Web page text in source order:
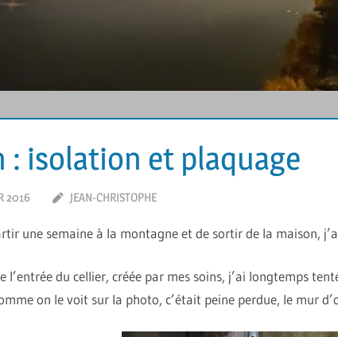
: isolation et plaquage
2016 JEAN-CHRISTOPHE
une semaine à la montagne et de sortir de la maison,
l’entrée du cellier, créée par mes soins, j’ai longtemps
on le voit sur la photo, c’était peine perdue, le mur